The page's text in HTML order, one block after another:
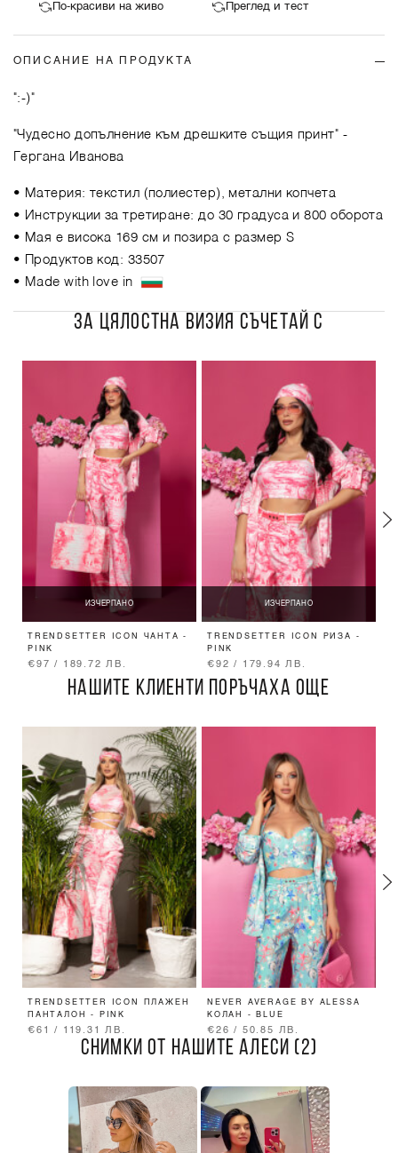
По-красиви на живо Преглед и тест
ОПИСАНИЕ НА ПРОДУКТА
":-)"
"Чудесно допълнение към дрешките същия принт" -
Гергана Иванова
• Материя: текстил (полиестер), метални копчета
• Инструкции за третиране: до 30 градуса и 800 оборота
• Мая е висока 169 см и позира с размер S
• Продуктов код: 33507
• Made with love in
ЗА ЦЯЛОСТНА ВИЗИЯ СЪЧЕТАЙ С
ИЗЧЕРПАНО
TRENDSETTER ICON ЧАНТА -
PINK
€97 / 189.72 ЛВ.
ИЗЧЕРПАНО
TRENDSETTER ICON РИЗА -
PINK
€92 / 179.94 ЛВ.
НАШИТЕ КЛИЕНТИ ПОРЪЧАХА ОЩЕ
TRENDSETTER ICON ПЛАЖЕН
ПАНТАЛОН - PINK
€61 / 119.31 ЛВ.
NEVER AVERAGE BY ALESSA
КОЛАН - BLUE
€26 / 50.85 ЛВ.
СНИМКИ ОТ НАШИТЕ АЛЕСИ (2)